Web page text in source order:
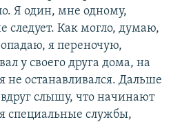
Я один, мне одному,
следует. Как могло, думаю,
я переночую,
у своего друга дома, на
не останавливался. Дальше
вдруг слышу, что начинают
специальные службы,